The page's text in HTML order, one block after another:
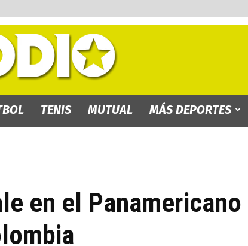
TENIS MUTUAL MÁS DEPORTES
en el Panamericano